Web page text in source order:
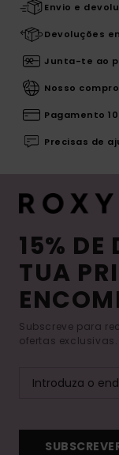
Envio e
Devoluções
Junta-te ao
Nosso
Pagamento
Precisas de
15% DE
TUA
Subscreve para
ofertas exclusivas.